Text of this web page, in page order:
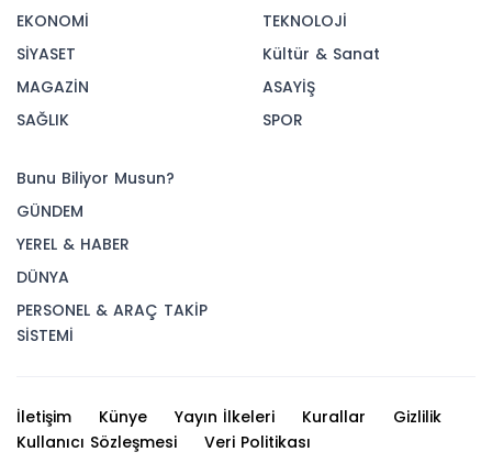
EKONOMİ
SİYASET
MAGAZİN
SAĞLIK
TEKNOLOJİ
Kültür & Sanat
ASAYİŞ
SPOR
Bunu Biliyor Musun?
GÜNDEM
YEREL & HABER
DÜNYA
PERSONEL & ARAÇ TAKİP
SİSTEMİ
İletişim Künye Yayın İlkeleri Kurallar
Gizlilik
Kullanıcı Sözleşmesi
Veri Politikası